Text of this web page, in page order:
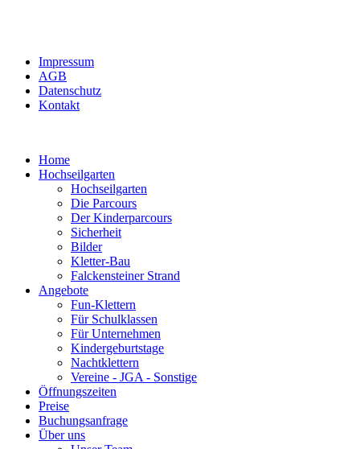
Impressum
AGB
Datenschutz
Kontakt
Home
Hochseilgarten
Hochseilgarten
Die Parcours
Der Kinderparcours
Sicherheit
Bilder
Kletter-Bau
Falckensteiner Strand
Angebote
Fun-Klettern
Für Schulklassen
Für Unternehmen
Kindergeburtstage
Nachtklettern
Vereine - JGA - Sonstige
Öffnungszeiten
Preise
Buchungsanfrage
Über uns